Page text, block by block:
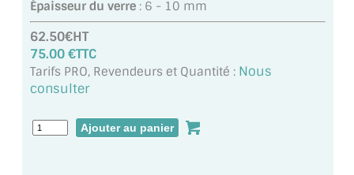
VERRE SUR MESURE
VERRE EXTRACLAIR
PAROI DE DOUCHE
Épaisseur du verre : 6 - 10 mm
62.50€HT
75.00 €TTC
Tarifs PRO, Revendeurs et Quantité : Nous
consulter